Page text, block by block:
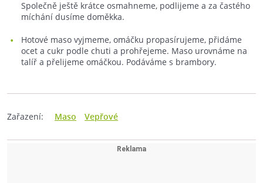
Společně ještě krátce osmahneme, podlijeme a za častého
míchání dusíme doměkka.
Hotové maso vyjmeme, omáčku propasírujeme, přidáme
ocet a cukr podle chuti a prohřejeme. Maso urovnáme na
talíř a přelijeme omáčkou. Podáváme s brambory.
Zařazení: Maso Vepřové